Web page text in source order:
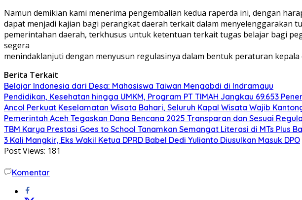
Namun demikian kami menerima pengembalian kedua raperda ini, dengan
dapat menjadi kajian bagi perangkat daerah terkait dalam menyelenggarakan
pemerintahan daerah, terkhusus untuk ketentuan terkait tugas belajar bagi
segera
menindaklanjuti dengan menyusun regulasinya dalam bentuk peraturan kepala
Berita Terkait
Belajar Indonesia dari Desa: Mahasiswa Taiwan Mengabdi di Indramayu
Pendidikan, Kesehatan hingga UMKM, Program PT TIMAH Jangkau 69.653
Ancol Perkuat Keselamatan Wisata Bahari, Seluruh Kapal Wisata Wajib
Pemerintah Aceh Tegaskan Dana Bencana 2025 Transparan dan Sesuai
TBM Karya Prestasi Goes to School Tanamkan Semangat Literasi di MTs Plus
3 Kali Mangkir, Eks Wakil Ketua DPRD Babel Dedi Yulianto Diusulkan Masuk DPO
Post Views: 181
Komentar